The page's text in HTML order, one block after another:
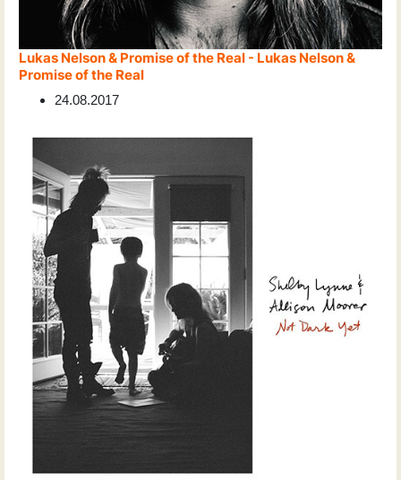
Lukas Nelson & Promise of the Real - Lukas Nelson &
Promise of the Real
24.08.2017